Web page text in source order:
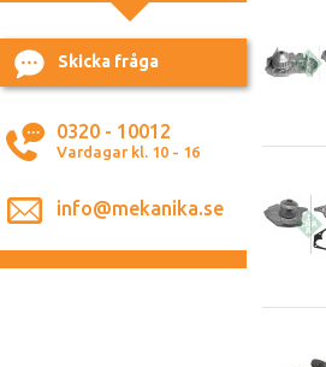
Skicka fråga
0320 - 10012
Vardagar kl. 10 - 16
info@mekanika.se